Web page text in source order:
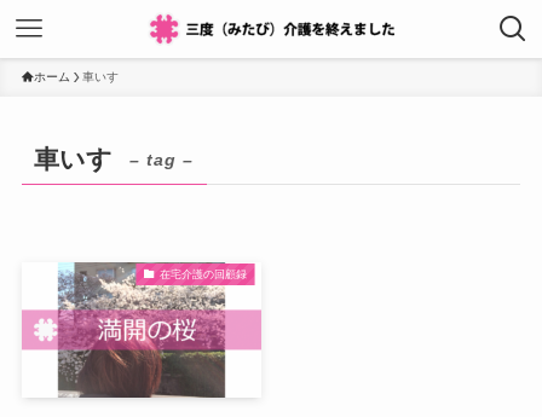
ホーム 車いす
車いす – tag –
在宅介護の回顧録